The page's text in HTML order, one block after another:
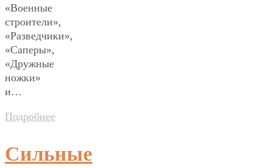
«Военные
строители»,
«Разведчики»,
«Саперы»,
«Дружные
ножки»
и…
Подробнее
Сильные